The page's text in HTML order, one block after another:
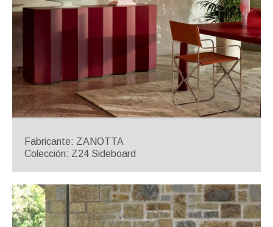
Fabricante: ZANOTTA
Colección: Z24 Sideboard